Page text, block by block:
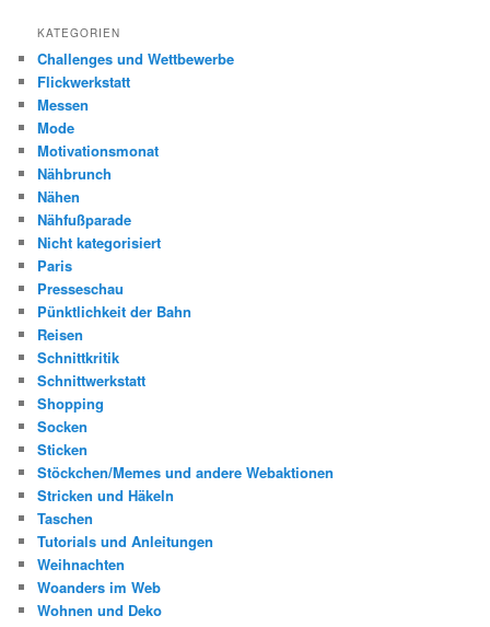
KATEGORIEN
Challenges und Wettbewerbe
Flickwerkstatt
Messen
Mode
Motivationsmonat
Nähbrunch
Nähen
Nähfußparade
Nicht kategorisiert
Paris
Presseschau
Pünktlichkeit der Bahn
Reisen
Schnittkritik
Schnittwerkstatt
Shopping
Socken
Sticken
Stöckchen/Memes und andere Webaktionen
Stricken und Häkeln
Taschen
Tutorials und Anleitungen
Weihnachten
Woanders im Web
Wohnen und Deko